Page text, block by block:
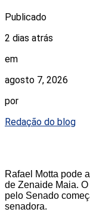
Publicado
2 dias atrás
em
agosto 7, 2026
por
Redação do blog
Rafael Motta pode
de Zenaide Maia.
pelo Senado
senadora.